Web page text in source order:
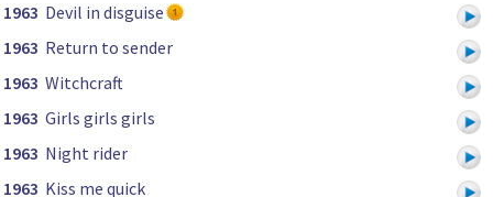
1963 Devil in disguise
1963 Return to sender
1963 Witchcraft
1963 Girls girls girls
1963 Night rider
1963 Kiss me quick